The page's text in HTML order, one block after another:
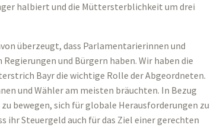
halbiert und die Müttersterblichkeit um drei
überzeugt, dass Parlamentarierinnen und
und Bürgern haben. Wir haben die
Bayr die wichtige Rolle der Abgeordneten.
und Wähler am meisten bräuchten. In Bezug
zu bewegen, sich für globale Herausforderungen zu
ihr Steuergeld auch für das Ziel einer gerechten